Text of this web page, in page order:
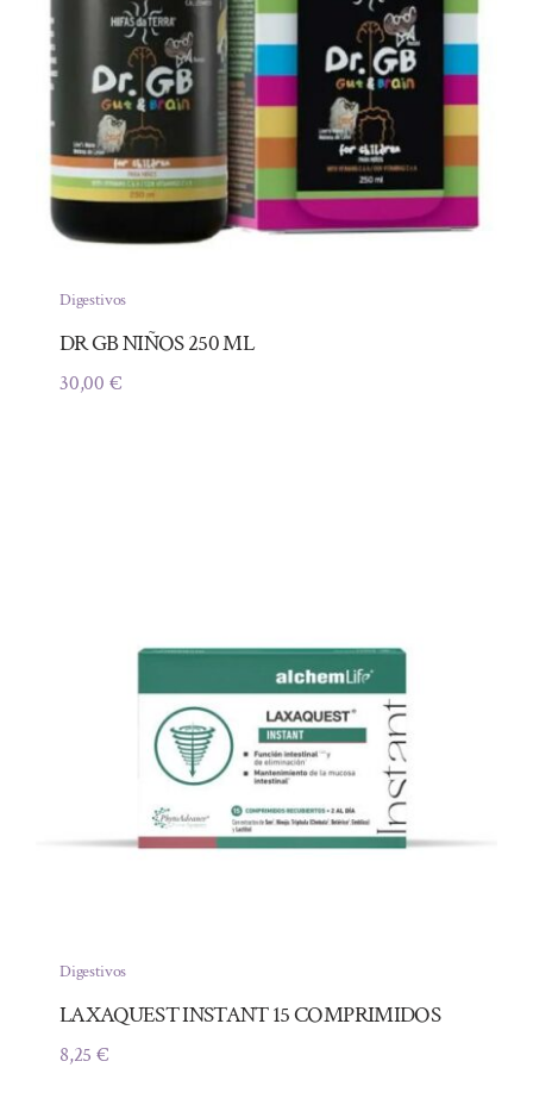
Digestivos
DR GB NIÑOS 250 ML
30,00 €
Digestivos
LAXAQUEST INSTANT 15 COMPRIMIDOS
8,25€